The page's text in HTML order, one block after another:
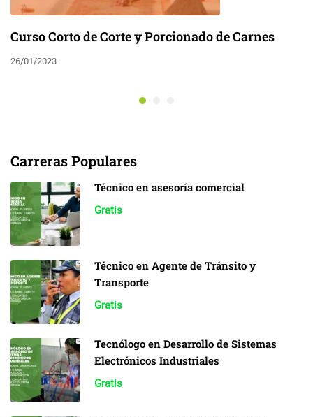
Curso Corto de Corte y Porcionado de Carnes
26/01/2023
Carreras Populares
Técnico en asesoría comercial
Gratis
Técnico en Agente de Tránsito y
Transporte
Gratis
Tecnólogo en Desarrollo de Sistemas
Electrónicos Industriales
Gratis